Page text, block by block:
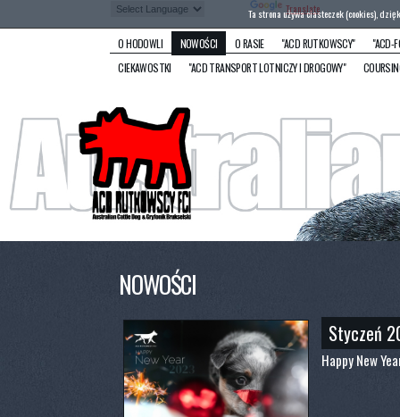
Powered by Translate
O HODOWLI NOWOŚCI O RASIE "ACD RUTKOWSCY"
"ACD-
CIEKAWOSTKI
"ACD TRANSPORT LOTNICZY I DROGOWY"
NOWOŚCI
Styczeń
Happy New
Ta strona używa ciasteczek (cookies),